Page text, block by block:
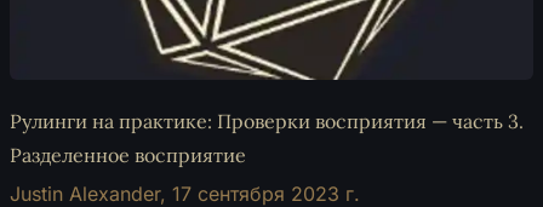
Рулинги на практике: Проверки восприятия — часть 3.
Разделенное восприятие
Justin Alexander, 17 сентября 2023 г.